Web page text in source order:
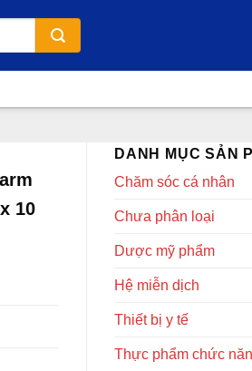
DANH MỤC SẢN
Chăm sóc cá nhân
Chưa phân loại
Dược mỹ phẩm
Hệ miễn dịch
Thiết bị y tế
Thực phẩm chức
10